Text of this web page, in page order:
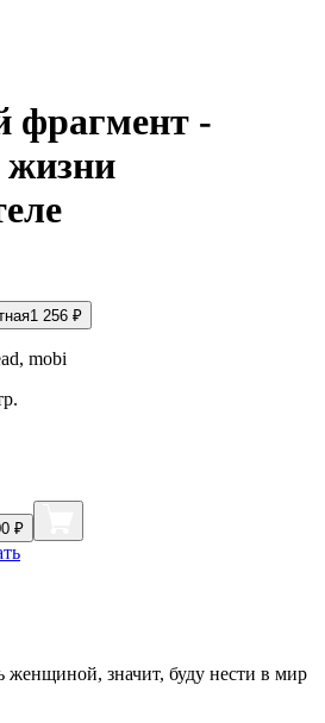
фрагмент -
1 256 ₽
mobi
₽
женщиной, значит, буду нести в мир